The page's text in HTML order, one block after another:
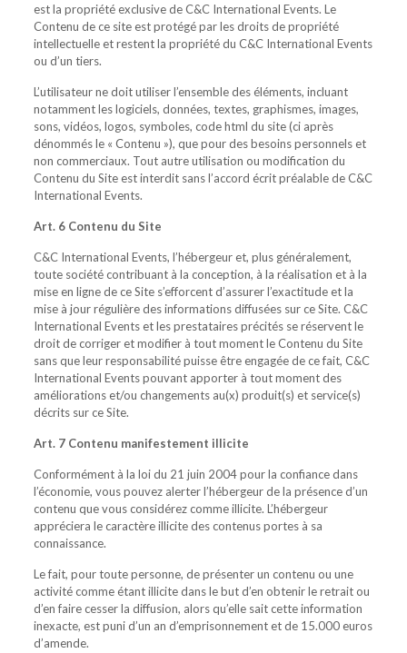
est la propriété exclusive de C&C International Events. Le
Contenu de ce site est protégé par les droits de propriété
intellectuelle et restent la propriété du C&C International Events
ou d’un tiers.
L’utilisateur ne doit utiliser l’ensemble des éléments, incluant
notamment les logiciels, données, textes, graphismes, images,
sons, vidéos, logos, symboles, code html du site (ci après
dénommés le « Contenu »), que pour des besoins personnels et
non commerciaux. Tout autre utilisation ou modification du
Contenu du Site est interdit sans l’accord écrit préalable de C&C
International Events.
Art. 6 Contenu du Site
C&C International Events, l’hébergeur et, plus généralement,
toute société contribuant à la conception, à la réalisation et à la
mise en ligne de ce Site s’efforcent d’assurer l’exactitude et la
mise à jour régulière des informations diffusées sur ce Site. C&C
International Events et les prestataires précités se réservent le
droit de corriger et modifier à tout moment le Contenu du Site
sans que leur responsabilité puisse être engagée de ce fait, C&C
International Events pouvant apporter à tout moment des
améliorations et/ou changements au(x) produit(s) et service(s)
décrits sur ce Site.
Art. 7 Contenu manifestement illicite
Conformément à la loi du 21 juin 2004 pour la confiance dans
l’économie, vous pouvez alerter l’hébergeur de la présence d’un
contenu que vous considérez comme illicite. L’hébergeur
appréciera le caractère illicite des contenus portes à sa
connaissance.
Le fait, pour toute personne, de présenter un contenu ou une
activité comme étant illicite dans le but d’en obtenir le retrait ou
d’en faire cesser la diffusion, alors qu’elle sait cette information
inexacte, est puni d’un an d’emprisonnement et de 15.000 euros
d’amende.